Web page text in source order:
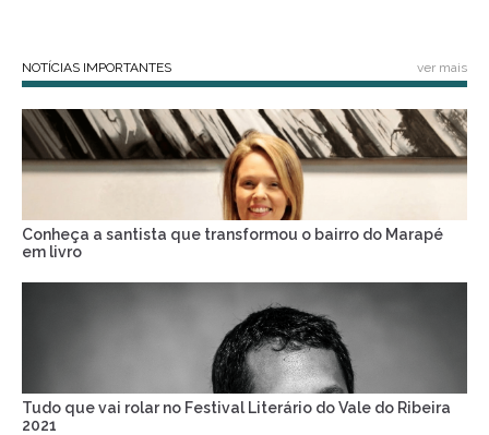
NOTÍCIAS IMPORTANTES ver mais
Conheça a santista que transformou o bairro do Marapé
em livro
Tudo que vai rolar no Festival Literário do Vale do Ribeira
2021